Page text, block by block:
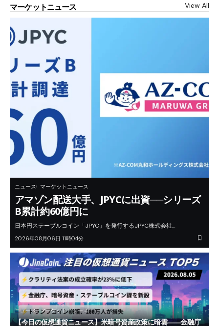
マーケットニュース View All
ニュース マーケットニュース
アマゾン配送大手、JPYCに出資──シリーズ
B累計約60億円に
日本円ステーブルコイン「JPYC」を発行するJPYC株式会社…
2026年08月06日 11時04分
ニュース マーケットニュース
【今日の仮想通貨ニュース】米暗号資産政策に暗雲――金融庁